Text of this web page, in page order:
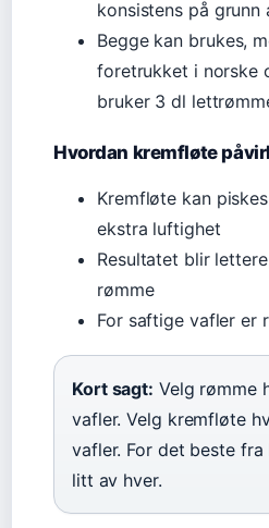
konsistens på grunn
Begge kan brukes,
foretrukket i norske
bruker 3 dl
Hvordan kremfløte
Kremfløte kan
ekstra luftighet
Resultatet blir
rømme
For saftige vafler er
Kort sagt: Velg rømme
vafler. Velg kremfløte
vafler. For det beste
litt av hver.